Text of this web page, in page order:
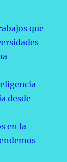
que
desde
en la